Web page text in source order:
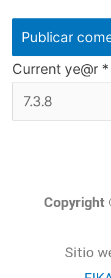
Current ye@r *
Copyright
Sitio